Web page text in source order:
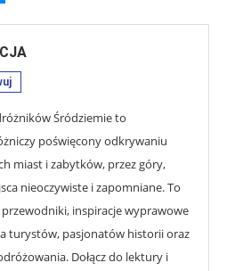
Śródziemie to
poświęcony odkrywaniu
miast i zabytków, przez góry,
nieoczywiste i zapomniane. To
inspiracje wyprawowe
turystów, pasjonatów historii oraz
Dołącz do lektury i